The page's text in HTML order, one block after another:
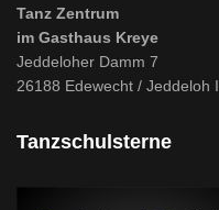
Tanz Zentrum
im Gasthaus Kreye
Jeddeloher Damm 7
26188 Edewecht / Jeddeloh I
Tanzschulsterne